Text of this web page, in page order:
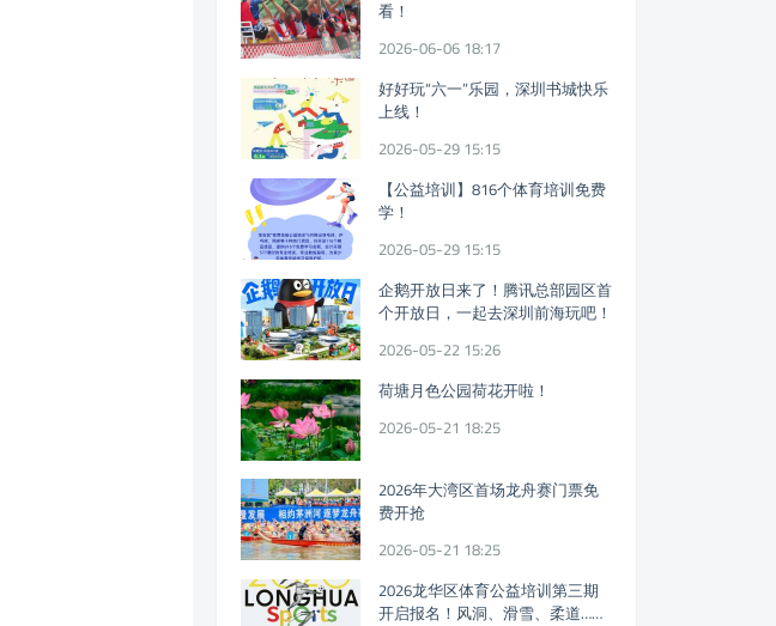
看！
2026-06-06 18:17
好好玩“六一”乐园，深圳书城快乐
上线！
2026-05-29 15:15
【公益培训】816个体育培训免费
学！
2026-05-29 15:15
企鹅开放日来了！腾讯总部园区首
个开放日，一起去深圳前海玩吧！
2026-05-22 15:26
荷塘月色公园荷花开啦！
2026-05-21 18:25
2026年大湾区首场龙舟赛门票免
费开抢
2026-05-21 18:25
2026龙华区体育公益培训第三期
开启报名！风洞、滑雪、柔道……